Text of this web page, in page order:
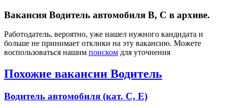
Вакансия Водитель автомобиля В, С в архиве.
Работодатель, вероятно, уже нашел нужного кандидата и
больше не принимает отклики на эту вакансию. Можете
воспользоваться нашим поиском для уточнения
Похожие вакансии Водитель
Водитель автомобиля (кат. С, Е)